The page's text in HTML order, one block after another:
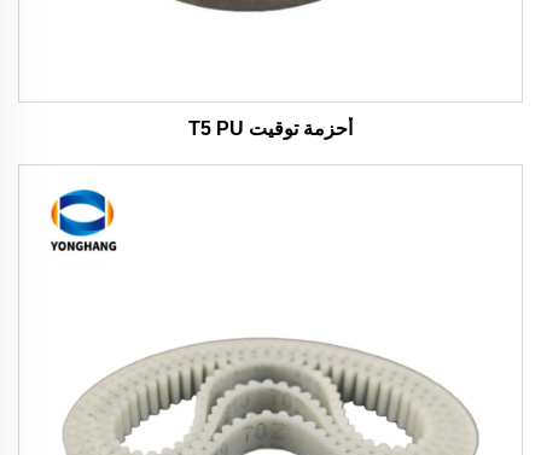
أحزمة توقيت T5 PU